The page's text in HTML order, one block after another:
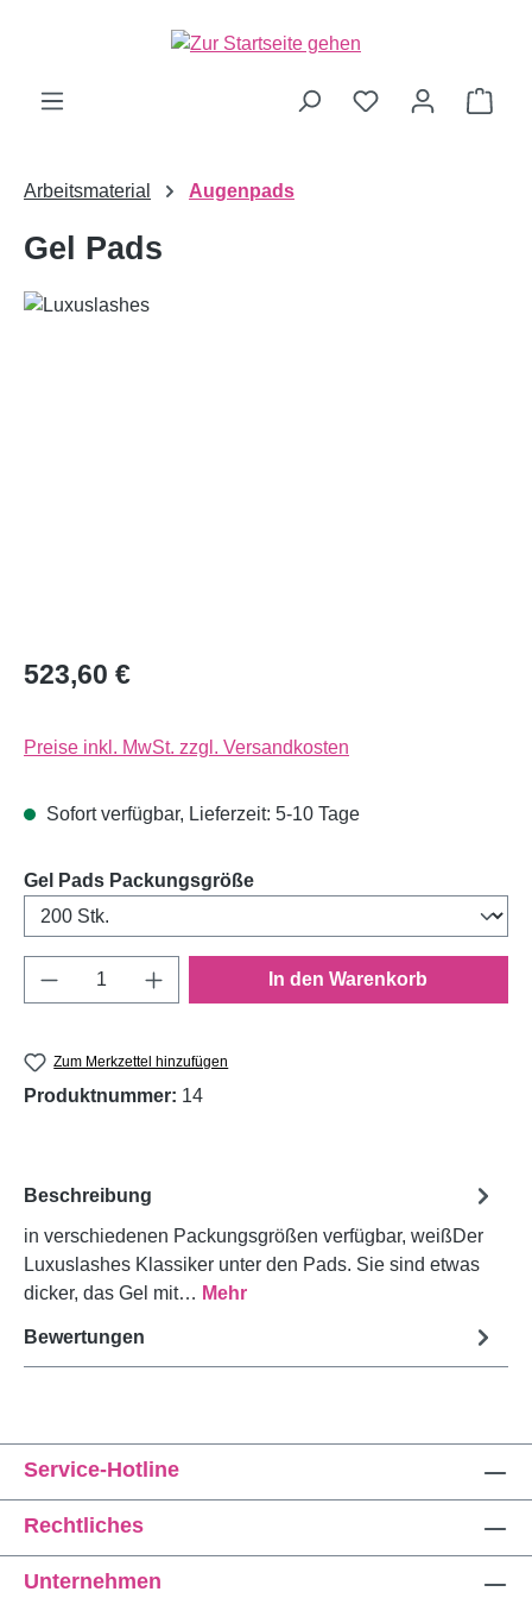
Arbeitsmaterial Augenpads
Gel Pads
523,60 €
Preise inkl. MwSt. zzgl. Versandkosten
Sofort verfügbar, Lieferzeit: 5-10 Tage
Gel Pads Packungsgrößeauswählen
Produkt Anzahl: Gib den gewünschten
In den Warenkorb
Zum Merkzettel hinzufügen
Produktnummer: 14
Beschreibung
in verschiedenen Packungsgrößen verfügbar, weißDer
Luxuslashes Klassiker unter den Pads. Sie sind etwas
dicker, das Gel mit… Mehr
Bewertungen
Service-Hotline
Rechtliches
Unternehmen